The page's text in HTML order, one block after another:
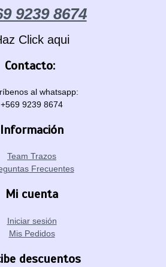
9239 8674
Click aqui
Contacto:
al whatsapp:
+569 9239 8674
Información
Team Trazos
Frecuentes
Mi cuenta
Iniciar sesión
Mis Pedidos
descuentos